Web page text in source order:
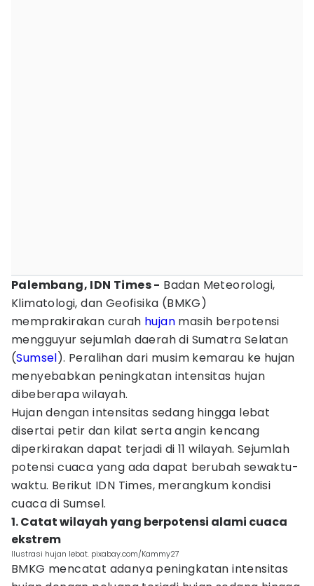
Palembang, IDN Times - Badan Meteorologi,
Klimatologi, dan Geofisika (BMKG)
memprakirakan curah hujan masih berpotensi
mengguyur sejumlah daerah di Sumatra Selatan
(Sumsel). Peralihan dari musim kemarau ke hujan
menyebabkan peningkatan intensitas hujan
dibeberapa wilayah.
Hujan dengan intensitas sedang hingga lebat
disertai petir dan kilat serta angin kencang
diperkirakan dapat terjadi di 11 wilayah. Sejumlah
potensi cuaca yang ada dapat berubah sewaktu-
waktu. Berikut IDN Times, merangkum kondisi
cuaca di Sumsel.
1. Catat wilayah yang berpotensi alami cuaca
ekstrem
Ilustrasi hujan lebat. pixabay.com/Kammy27
BMKG mencatat adanya peningkatan intensitas